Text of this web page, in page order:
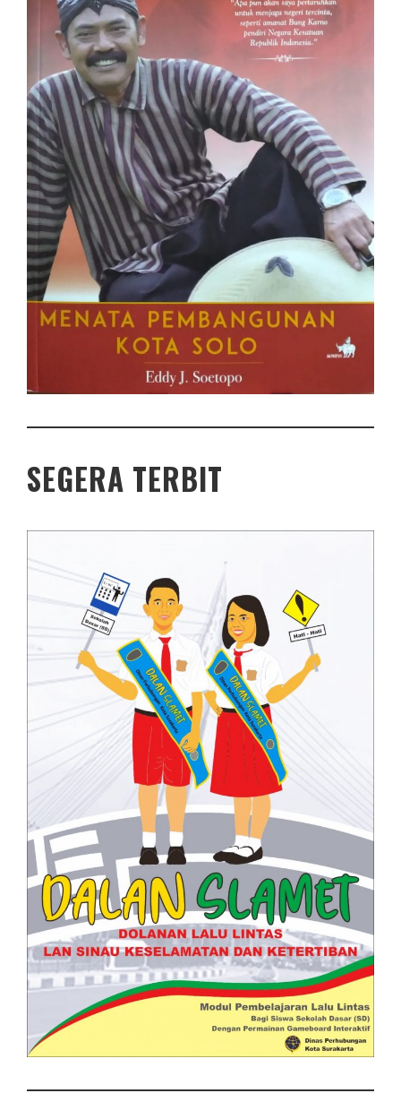
SEGERA TERBIT